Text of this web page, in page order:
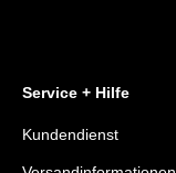
Service + Hilfe
Kundendienst